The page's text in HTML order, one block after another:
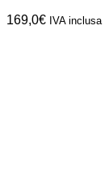
169,0€ IVA inclusa